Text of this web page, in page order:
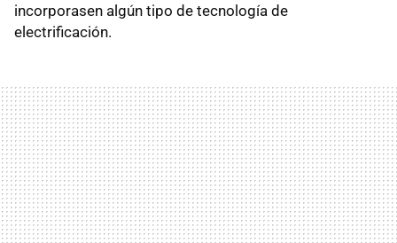
incorporasen algún tipo de tecnología de
electrificación.